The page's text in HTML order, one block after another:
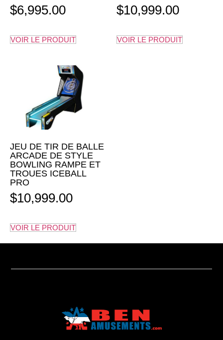
$6,995.00
VOIR LE PRODUIT
$10,999.00
VOIR LE PRODUIT
JEU DE TIR DE BALLE
ARCADE DE STYLE
BOWLING RAMPE ET
TROUES ICEBALL
PRO
$10,999.00
VOIR LE PRODUIT